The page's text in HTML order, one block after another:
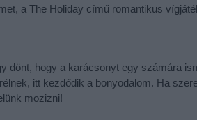
a The Holiday című romantikus
dönt, hogy a karácsonyt egy számára
itt kezdődik a bonyodalom. Ha
mozizni!